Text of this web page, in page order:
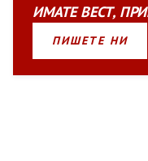
ИМАТЕВЕСТ,
ПИШЕТЕ НИ